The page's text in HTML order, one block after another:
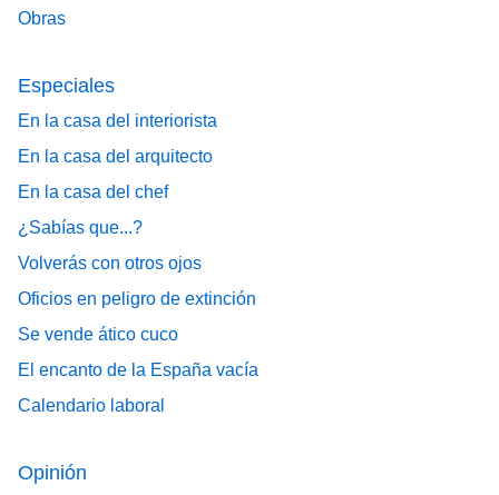
Obras
Especiales
En la casa del interiorista
En la casa del arquitecto
En la casa del chef
¿Sabías que...?
Volverás con otros ojos
Oficios en peligro de extinción
Se vende ático cuco
El encanto de la España vacía
Calendario laboral
Opinión